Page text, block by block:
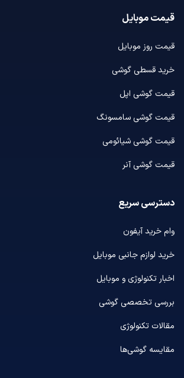
قیمت موبایل
قیمت روز موبایل
خرید قسطی گوشی
قیمت گوشی اپل
قیمت گوشی سامسونگ
قیمت گوشی شیائومی
قیمت گوشی آنر
دسترسی سریع
وام خرید آیفون
خرید لوازم جانبی موبایل
اخبار تکنولوژی و موبایل
بررسی تخصصی گوشی
مقالات تکنولوژی
مقایسه گوشی‌ها